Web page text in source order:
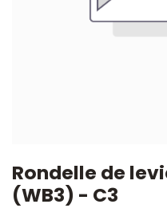
Rondelle de
(WB3) - C3